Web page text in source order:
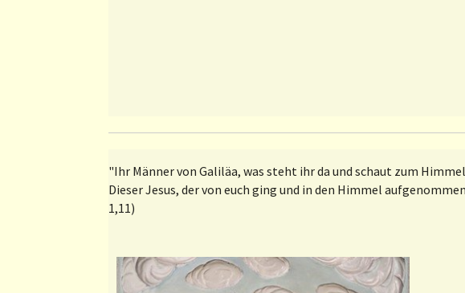
"Ihr Männer von Galiläa, was steht ihr da und schaut zum
Dieser Jesus, der von euch ging und in den Himmel
1,11)